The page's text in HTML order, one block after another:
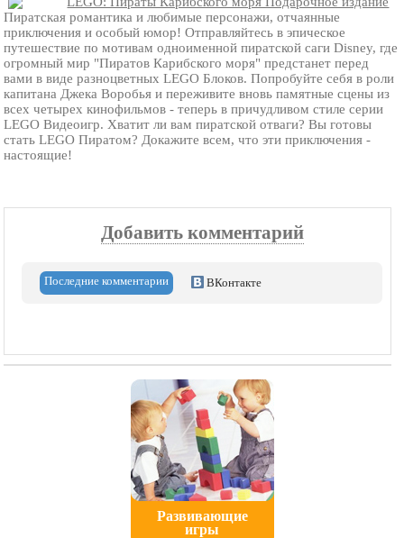
Пиратская романтика и любимые персонажи, отчаянные
приключения и особый юмор! Отправляйтесь в эпическое
путешествие по мотивам одноименной пиратской саги Disney, где
огромный мир "Пиратов Карибского моря" предстанет перед
вами в виде разноцветных LEGO Блоков. Попробуйте себя в роли
капитана Джека Воробья и переживите вновь памятные сцены из
всех четырех кинофильмов - теперь в причудливом стиле серии
LEGO Видеоигр. Хватит ли вам пиратской отваги? Вы готовы
стать LEGO Пиратом? Докажите всем, что эти приключения -
настоящие!
Добавить комментарий
Последние комментарии ВКонтакте
Развивающие
игры